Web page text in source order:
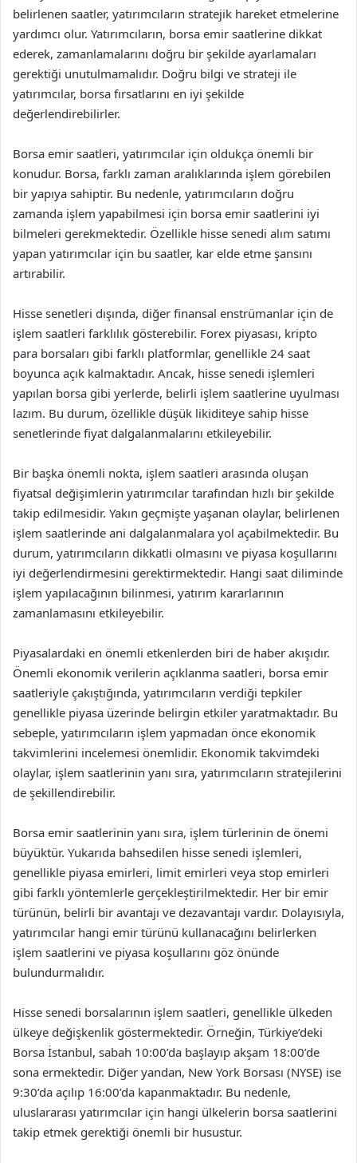
belirlenen saatler, yatırımcıların stratejik hareket etmelerine
yardımcı olur. Yatırımcıların, borsa emir saatlerine dikkat
ederek, zamanlamalarını doğru bir şekilde ayarlamaları
gerektiği unutulmamalıdır. Doğru bilgi ve strateji ile
yatırımcılar, borsa fırsatlarını en iyi şekilde
değerlendirebilirler.
Borsa emir saatleri, yatırımcılar için oldukça önemli bir
konudur. Borsa, farklı zaman aralıklarında işlem görebilen
bir yapıya sahiptir. Bu nedenle, yatırımcıların doğru
zamanda işlem yapabilmesi için borsa emir saatlerini iyi
bilmeleri gerekmektedir. Özellikle hisse senedi alım satımı
yapan yatırımcılar için bu saatler, kar elde etme şansını
artırabilir.
Hisse senetleri dışında, diğer finansal enstrümanlar için de
işlem saatleri farklılık gösterebilir. Forex piyasası, kripto
para borsaları gibi farklı platformlar, genellikle 24 saat
boyunca açık kalmaktadır. Ancak, hisse senedi işlemleri
yapılan borsa gibi yerlerde, belirli işlem saatlerine uyulması
lazım. Bu durum, özellikle düşük likiditeye sahip hisse
senetlerinde fiyat dalgalanmalarını etkileyebilir.
Bir başka önemli nokta, işlem saatleri arasında oluşan
fiyatsal değişimlerin yatırımcılar tarafından hızlı bir şekilde
takip edilmesidir. Yakın geçmişte yaşanan olaylar, belirlenen
işlem saatlerinde ani dalgalanmalara yol açabilmektedir. Bu
durum, yatırımcıların dikkatli olmasını ve piyasa koşullarını
iyi değerlendirmesini gerektirmektedir. Hangi saat diliminde
işlem yapılacağının bilinmesi, yatırım kararlarının
zamanlamasını etkileyebilir.
Piyasalardaki en önemli etkenlerden biri de haber akışıdır.
Önemli ekonomik verilerin açıklanma saatleri, borsa emir
saatleriyle çakıştığında, yatırımcıların verdiği tepkiler
genellikle piyasa üzerinde belirgin etkiler yaratmaktadır. Bu
sebeple, yatırımcıların işlem yapmadan önce ekonomik
takvimlerini incelemesi önemlidir. Ekonomik takvimdeki
olaylar, işlem saatlerinin yanı sıra, yatırımcıların stratejilerini
de şekillendirebilir.
Borsa emir saatlerinin yanı sıra, işlem türlerinin de önemi
büyüktür. Yukarıda bahsedilen hisse senedi işlemleri,
genellikle piyasa emirleri, limit emirleri veya stop emirleri
gibi farklı yöntemlerle gerçekleştirilmektedir. Her bir emir
türünün, belirli bir avantajı ve dezavantajı vardır. Dolayısıyla,
yatırımcılar hangi emir türünü kullanacağını belirlerken
işlem saatlerini ve piyasa koşullarını göz önünde
bulundurmalıdır.
Hisse senedi borsalarının işlem saatleri, genellikle ülkeden
ülkeye değişkenlik göstermektedir. Örneğin, Türkiye’deki
Borsa İstanbul, sabah 10:00’da başlayıp akşam 18:00’de
sona ermektedir. Diğer yandan, New York Borsası (NYSE) ise
9:30’da açılıp 16:00’da kapanmaktadır. Bu nedenle,
uluslararası yatırımcılar için hangi ülkelerin borsa saatlerini
takip etmek gerektiği önemli bir husustur.